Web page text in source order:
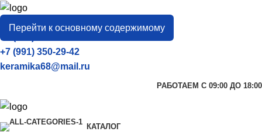
Перейти к основному содержимому
город
Тамбов
+7 (906) 657-33-54
+7 (991) 350-29-42
keramika68@mail.ru
РАБОТАЕМ С 09:00 ДО 18:00
КАТАЛОГ